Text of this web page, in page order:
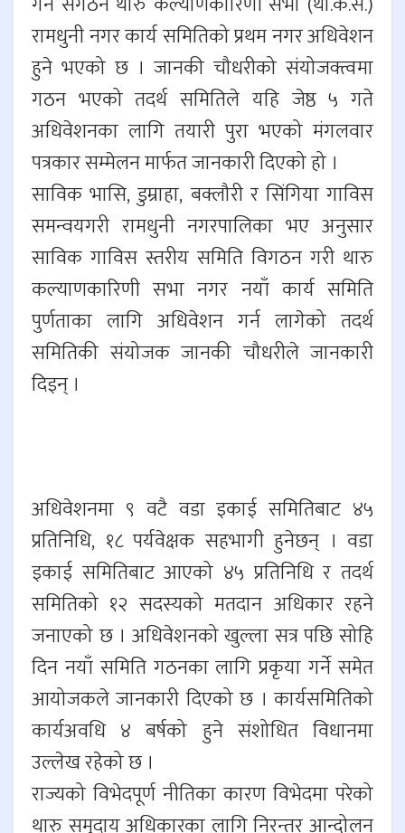
रामधुनी नगर कार्य समितिको प्रथम नगर अधिवेशन
हुने भएको छ । जानकी चौधरीको संयोजक्त्वमा
गठन भएको तदर्थ समितिले यहि जेष्ठ ५ गते
अधिवेशनका लागि तयारी पुरा भएको मंगलवार
पत्रकार सम्मेलन मार्फत जानकारी दिएको हो ।
साविक भासि, डुम्राहा, बक्लौरी र सिंगिया गाविस
समन्वयगरी रामधुनी नगरपालिका भए अनुसार
साविक गाविस स्तरीय समिति विगठन गरी थारु
कल्याणकारिणी सभा नगर नयाँ कार्य समिति
पुर्णताका लागि अधिवेशन गर्न लागेको तदर्थ
समितिकी संयोजक जानकी चौधरीले जानकारी
दिइन् ।
अधिवेशनमा ९ वटै वडा इकाई समितिबाट ४५
प्रतिनिधि, १८ पर्यवेक्षक सहभागी हुनेछन् । वडा
इकाई समितिबाट आएको ४५ प्रतिनिधि र तदर्थ
समितिको १२ सदस्यको मतदान अधिकार रहने
जनाएको छ । अधिवेशनको खुल्ला सत्र पछि सोहि
दिन नयाँ समिति गठनका लागि प्रकृया गर्ने समेत
आयोजकले जानकारी दिएको छ । कार्यसमितिको
कार्यअवधि ४ बर्षको हुने संशोधित विधानमा
उल्लेख रहेको छ ।
राज्यको विभेदपूर्ण नीतिका कारण विभेदमा परेको